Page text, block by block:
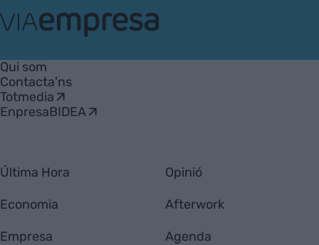
Empresa
Qui som
Contacta'ns
Totmedia
EnpresaBIDEA
Última Hora
Economia
Empresa
Opinió
Afterwork
Agenda